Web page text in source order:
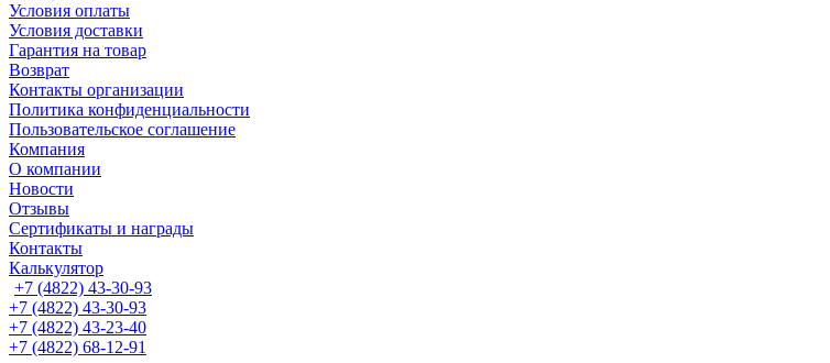
Условия оплаты
Условия доставки
Гарантия на товар
Возврат
Контакты организации
Политика конфиденциальности
Пользовательское соглашение
Компания
О компании
Новости
Отзывы
Сертификаты и награды
Контакты
Калькулятор
+7 (4822) 43-30-93
+7 (4822) 43-30-93
+7 (4822) 43-23-40
+7 (4822) 68-12-91